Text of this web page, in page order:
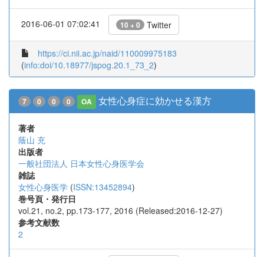
2016-06-01 07:02:41 10 + 0 Twitter
https://ci.nii.ac.jp/naid/110009975183
(info:doi/10.18977/jspog.20.1_73_2)
7 0 0 0 OA 女性心身症に効かせる漢方
著者
蔭山 充
出版者
一般社団法人 日本女性心身医学会
雑誌
女性心身医学 (ISSN:13452894)
巻号頁・発行日
vol.21, no.2, pp.173-177, 2016 (Released:2016-12-27)
参考文献数
2